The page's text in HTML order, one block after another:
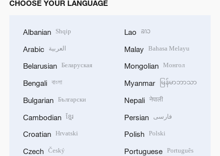
CHOOSE YOUR LANGUAGE
Albanian Shqip
Arabic العربية
Belarusian Беларуская
Bengali বাংলা
Bulgarian Български
Cambodian ខ្មែរ
Croatian Hrvatski
Czech Český
Lao ລາວ
Malay Bahasa Melayu
Mongolian Монгол
Myanmar မြန်မာဘာသာ
Nepali नेपाली
Persian فارسی
Polish Polski
Portuguese Português